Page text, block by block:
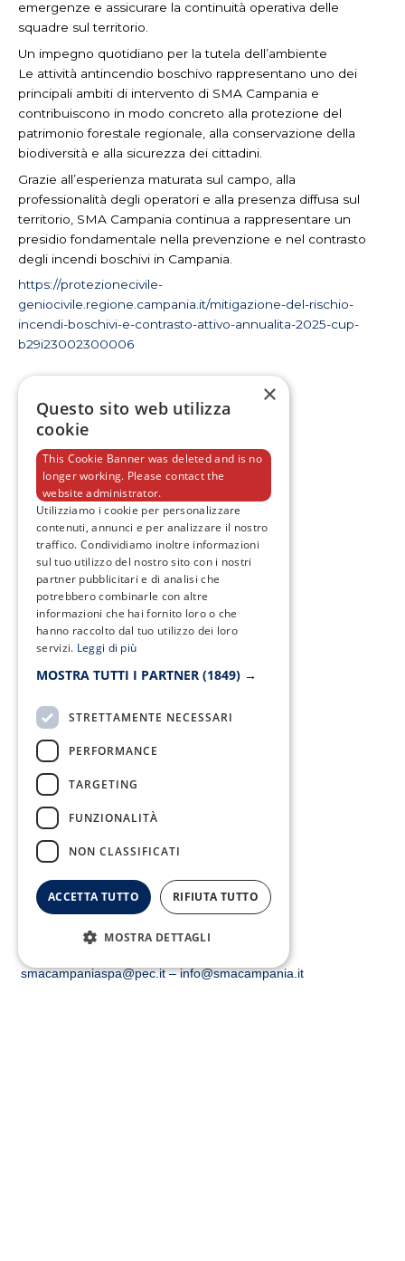
emergenze e assicurare la continuità operativa delle
squadre sul territorio.
Un impegno quotidiano per la tutela dell’ambiente
Le attività antincendio boschivo rappresentano uno dei
principali ambiti di intervento di SMA Campania e
contribuiscono in modo concreto alla protezione del
patrimonio forestale regionale, alla conservazione della
biodiversità e alla sicurezza dei cittadini.
Grazie all’esperienza maturata sul campo, alla
professionalità degli operatori e alla presenza diffusa sul
territorio, SMA Campania continua a rappresentare un
presidio fondamentale nella prevenzione e nel contrasto
degli incendi boschivi in Campania.
https://protezionecivile-
geniocivile.regione.campania.it/mitigazione-del-rischio-
incendi-boschivi-e-contrasto-attivo-annualita-2025-cup-
b29i23002300006
smacampaniaspa@pec.it –info@smacampania.it
T
w
i
t
e
I
n
s
t
g
m
Y
o
u
t
b
×
Questo sito web utilizza
cookie
This Cookie Banner was deleted and is no
longer working. Please contact the
website administrator.
Utilizziamo i cookie per personalizzare
contenuti, annunci e per analizzare il nostro
traffico. Condividiamo inoltre informazioni
sul tuo utilizzo del nostro sito con i nostri
partner pubblicitari e di analisi che
potrebbero combinarle con altre
informazioni che hai fornito loro o che
hanno raccolto dal tuo utilizzo dei loro
servizi. Leggi di più
MOSTRA TUTTI I PARTNER (1849) →
STRETTAMENTE NECESSARI
PERFORMANCE
TARGETING
FUNZIONALITÀ
NON CLASSIFICATI
ACCETTA TUTTO RIFIUTA TUTTO
MOSTRA DETTAGLI